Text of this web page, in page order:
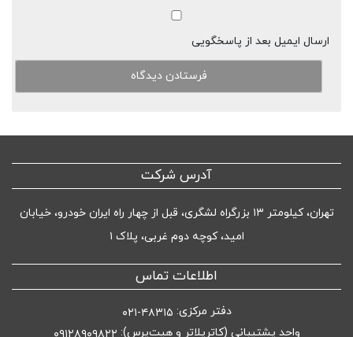
ارسال ایمیل بعد از پاسخگویی
آدرس شرکت
تهران، کیلومتر ۱۳ بزرگراه لشگری، قبل از چهار راه ایران خودرو، خیابان
امید، کوچه دوم غربی، پلاک ۱
اطلاعات تماس
دفتر مرکزی: ۴۸۳۱۵-۰۲۱
واحد پشتیبانی (کاترپلاتر و هیت‌پرس):